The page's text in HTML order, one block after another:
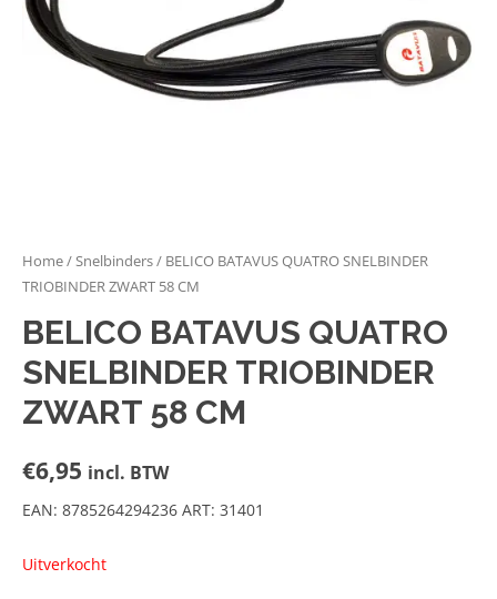
Home/Snelbinders/ BELICO BATAVUS QUATRO SNELBINDER
TRIOBINDER ZWART 58 CM
BELICO BATAVUS QUATRO
SNELBINDER TRIOBINDER
ZWART 58 CM
€6,95 incl. BTW
EAN: 8785264294236 ART: 31401
Uitverkocht